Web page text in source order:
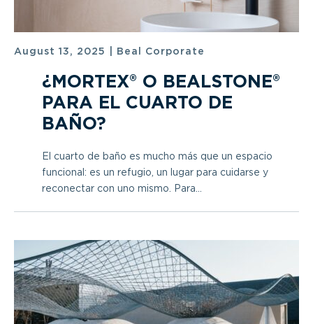
August 13, 2025 Beal Corporate
¿MORTEX® O BEALSTONE®
PARA EL CUARTO DE
BAÑO?
El cuarto de baño es mucho más que un espacio
funcional: es un refugio, un lugar para cuidarse y
reconectar con uno mismo. Para...